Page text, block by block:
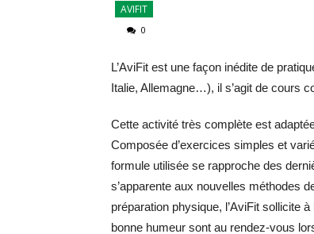
AVIFIT
0
L’AviFit est une façon inédite de
Italie, Allemagne…), il s’agit de cours
Cette activité très complète est
Composée d’exercices simples et
formule utilisée se rapproche des
s’apparente aux nouvelles méthodes
préparation physique, l’AviFit sollicite
bonne humeur sont au rendez-vous